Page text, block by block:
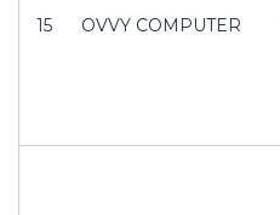
15 OVVY COMPUTER